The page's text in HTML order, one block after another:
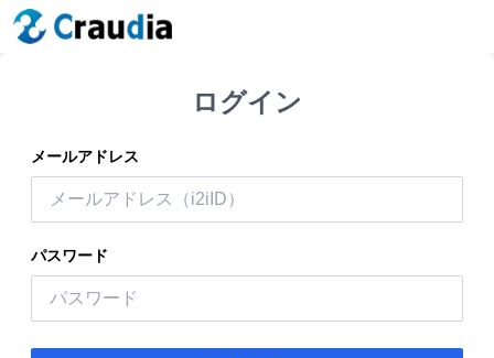
ログイン
メールアドレス
パスワード